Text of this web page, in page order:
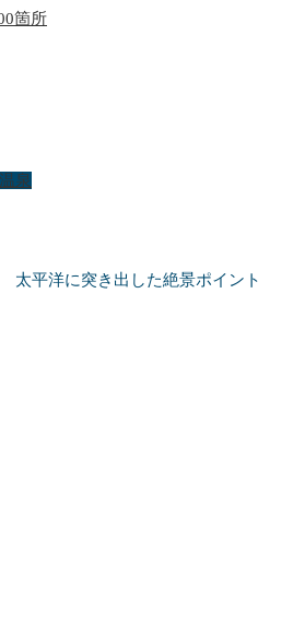
箇所
泉
太平洋に突き出した絶景ポイント